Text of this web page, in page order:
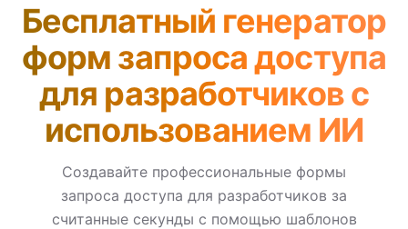
БЛОГ
ЦЕНЫ
ВОЙТИ
Бесплатный генератор
форм запроса доступа
для разработчиков с
использованием ИИ
Создавайте профессиональные формы
запроса доступа для разработчиков за
считанные секунды с помощью шаблонов